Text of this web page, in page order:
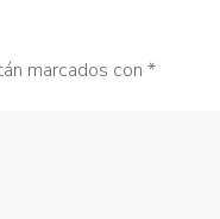
marcados con *